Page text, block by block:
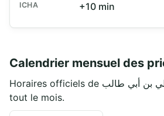
ICHA +10 min
Calendrier mensuel des
Horaires officiels de مسجد الإمام علي بن أبي طالب sur
tout le mois.